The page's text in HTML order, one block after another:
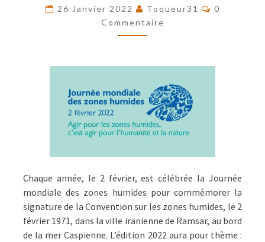
MONDIALE
DES
ZONES
26 Janvier 2022 Toqueur31
0
Commentaire
Chaque année, le 2 février, est célébrée la Journée
mondiale des zones humides pour commémorer la
signature de la Convention sur les zones humides, le 2
février 1971, dans la ville iranienne de Ramsar, au bord
de la mer Caspienne. L’édition 2022 aura pour thème :